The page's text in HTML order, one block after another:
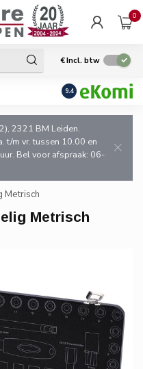
0
€Incl. btw
Uitsluitend goede
en de vakman!
9.4
2321 BM Leiden.
t/m vr. tussen 10.00 en
Bel voor afspraak: 06-
Metrisch
Metrisch